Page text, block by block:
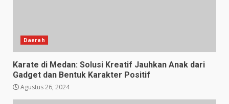
Daerah
Karate di Medan: Solusi Kreatif Jauhkan Anak dari
Gadget dan Bentuk Karakter Positif
Agustus 26, 2024